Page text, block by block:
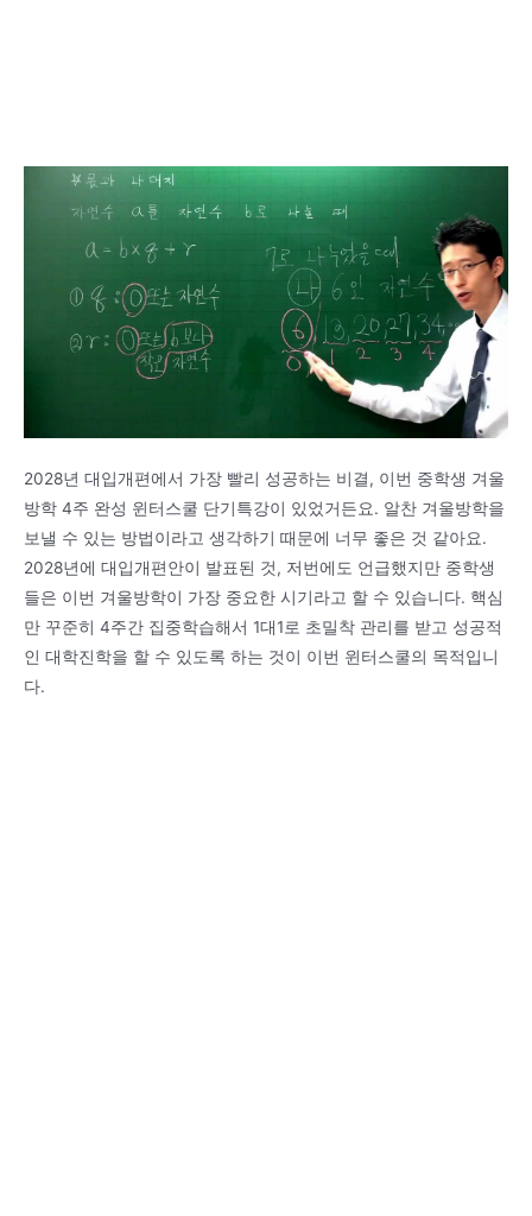
2028년 대입개편에서 가장 빨리 성공하는 비결, 이번 중학생 겨울
방학 4주 완성 윈터스쿨 단기특강이 있었거든요. 알찬 겨울방학을
보낼 수 있는 방법이라고 생각하기 때문에 너무 좋은 것 같아요.
2028년에 대입개편안이 발표된 것, 저번에도 언급했지만 중학생
들은 이번 겨울방학이 가장 중요한 시기라고 할 수 있습니다. 핵심
만 꾸준히 4주간 집중학습해서 1대1로 초밀착 관리를 받고 성공적
인 대학진학을 할 수 있도록 하는 것이 이번 윈터스쿨의 목적입니
다.